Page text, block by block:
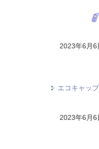
2023年6月
エコキャッ
2023年6月